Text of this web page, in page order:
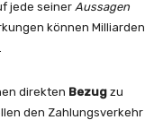
jede seiner Aussagen
können Milliarden
direkten Bezug zu
den Zahlungsverkehr